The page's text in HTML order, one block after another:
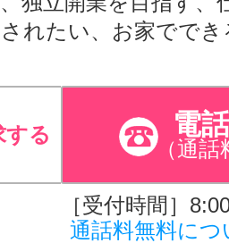
れたい、お家ででき
する 電
（通話
［受付時間］
通話料無料につ